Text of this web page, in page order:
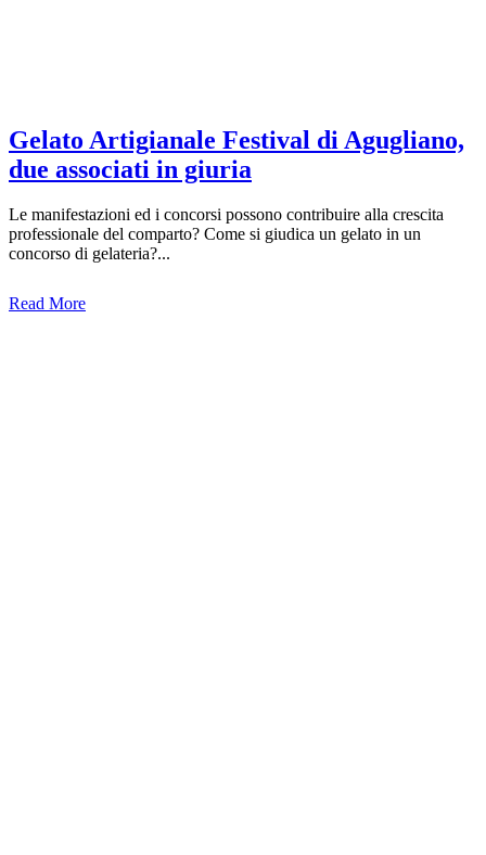
Gelato Artigianale Festival di Agugliano,
due associati in giuria
Le manifestazioni ed i concorsi possono contribuire alla crescita
professionale del comparto? Come si giudica un gelato in un
concorso di gelateria?...
Read More